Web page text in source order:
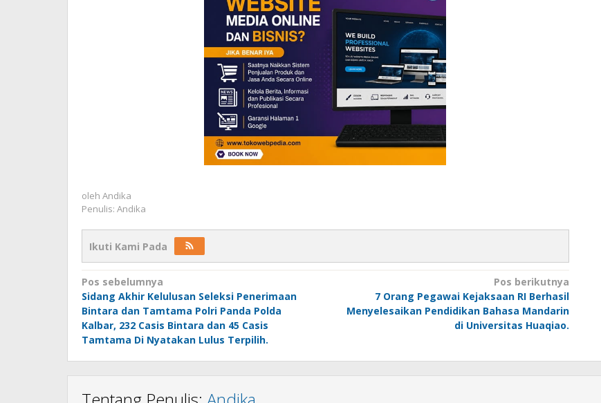
oleh Andika
Penulis: Andika
Ikuti Kami Pada
Navigasi
pos
Pos sebelumnya
Sidang Akhir Kelulusan Seleksi Penerimaan
Bintara dan Tamtama Polri Panda Polda
Kalbar, 232 Casis Bintara dan 45 Casis
Tamtama Di Nyatakan Lulus Terpilih.
Pos berikutnya
7 Orang Pegawai Kejaksaan RI Berhasil
Menyelesaikan Pendidikan Bahasa Mandarin
di Universitas Huaqiao.